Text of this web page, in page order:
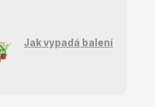
Jak vypadá balení